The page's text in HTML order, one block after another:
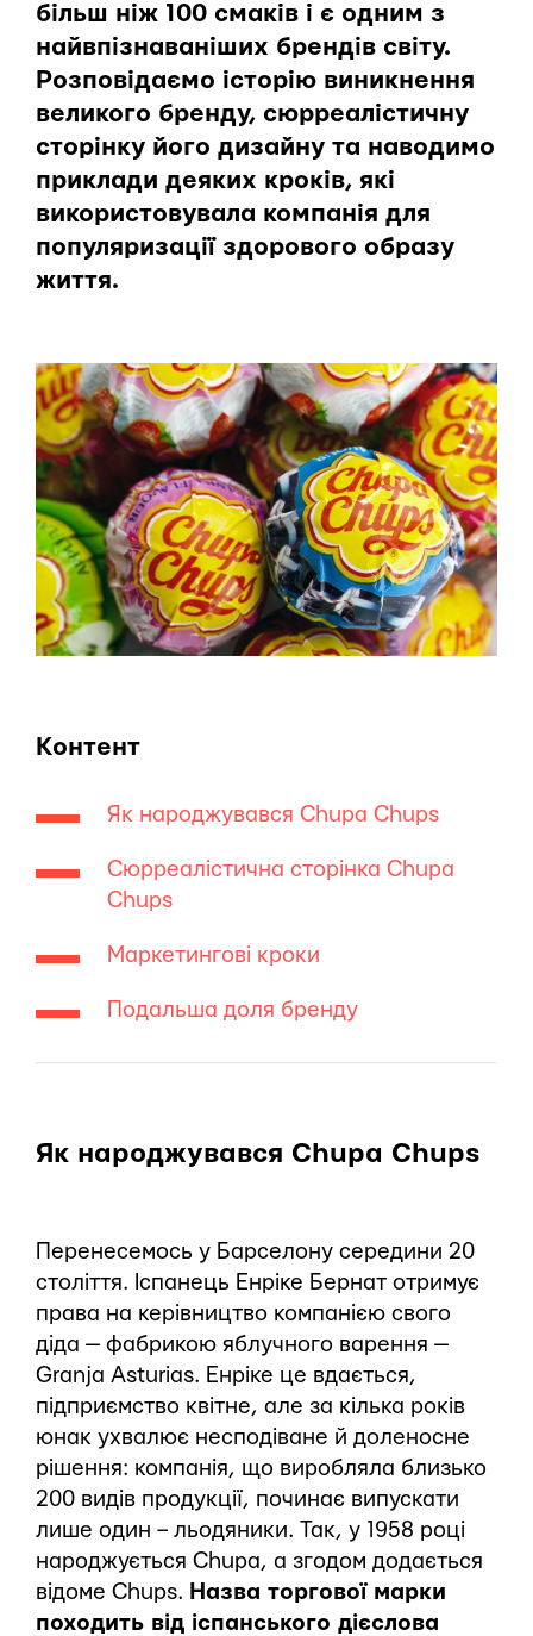
більш ніж 100 смаків і є одним з
найвпізнаваніших брендів світу.
Розповідаємо історію виникнення
великого бренду, сюрреалістичну
сторінку його дизайну та наводимо
приклади деяких кроків, які
використовувала компанія для
популяризації здорового образу
життя.
Контент
Як народжувався Chupa Chups
Сюрреалістична сторінка Chupa
Chups
Маркетингові кроки
Подальша доля бренду
Як народжувався Chupa Chups
Перенесемось у Барселону середини 20
століття. Іспанець Енріке Бернат отримує
права на керівництво компанією свого
діда — фабрикою яблучного варення —
Granja Asturias. Енріке це вдається,
підприємство квітне, але за кілька років
юнак ухвалює несподіване й доленосне
рішення: компанія, що виробляла близько
200 видів продукції, починає випускати
лише один – льодяники. Так, у 1958 році
народжується Chupa, а згодом додається
відоме Chups. Назва торгової марки
походить від іспанського дієслова